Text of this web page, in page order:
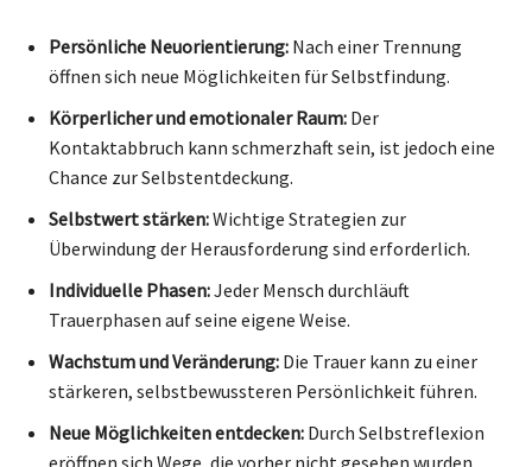
Persönliche Neuorientierung: Nach einer Trennung
öffnen sich neue Möglichkeiten für Selbstfindung.
Körperlicher und emotionaler Raum: Der
Kontaktabbruch kann schmerzhaft sein, ist jedoch eine
Chance zur Selbstentdeckung.
Selbstwert stärken:Wichtige Strategien zur
Überwindung der Herausforderung sind erforderlich.
Individuelle Phasen:Jeder Mensch durchläuft
Trauerphasen auf seine eigene Weise.
Wachstum und Veränderung: Die Trauer kann zu einer
stärkeren, selbstbewussteren Persönlichkeit führen.
Neue Möglichkeiten entdecken: Durch Selbstreflexion
eröffnen sich Wege, die vorher nicht gesehen wurden.